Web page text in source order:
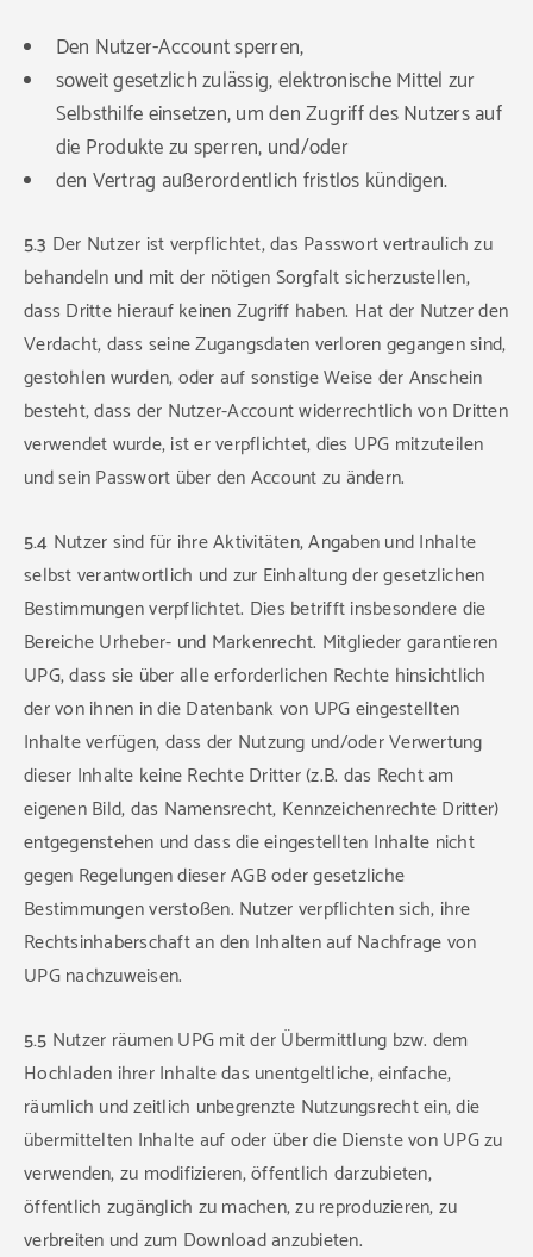
Den Nutzer-Account sperren,
soweit gesetzlich zulässig, elektronische Mittel zur
Selbsthilfe einsetzen, um den Zugriff des Nutzers auf
die Produkte zu sperren, und/oder
den Vertrag außerordentlich fristlos kündigen.
5.3 Der Nutzer ist verpflichtet, das Passwort vertraulich zu
behandeln und mit der nötigen Sorgfalt sicherzustellen,
dass Dritte hierauf keinen Zugriff haben. Hat der Nutzer den
Verdacht, dass seine Zugangsdaten verloren gegangen sind,
gestohlen wurden, oder auf sonstige Weise der Anschein
besteht, dass der Nutzer-Account widerrechtlich von Dritten
verwendet wurde, ist er verpflichtet, dies UPG mitzuteilen
und sein Passwort über den Account zu ändern.
5.4 Nutzer sind für ihre Aktivitäten, Angaben und Inhalte
selbst verantwortlich und zur Einhaltung der gesetzlichen
Bestimmungen verpflichtet. Dies betrifft insbesondere die
Bereiche Urheber- und Markenrecht. Mitglieder garantieren
UPG, dass sie über alle erforderlichen Rechte hinsichtlich
der von ihnen in die Datenbank von UPG eingestellten
Inhalte verfügen, dass der Nutzung und/oder Verwertung
dieser Inhalte keine Rechte Dritter (z.B. das Recht am
eigenen Bild, das Namensrecht, Kennzeichenrechte Dritter)
entgegenstehen und dass die eingestellten Inhalte nicht
gegen Regelungen dieser AGB oder gesetzliche
Bestimmungen verstoßen. Nutzer verpflichten sich, ihre
Rechtsinhaberschaft an den Inhalten auf Nachfrage von
UPG nachzuweisen.
5.5 Nutzer räumen UPG mit der Übermittlung bzw. dem
Hochladen ihrer Inhalte das unentgeltliche, einfache,
räumlich und zeitlich unbegrenzte Nutzungsrecht ein, die
übermittelten Inhalte auf oder über die Dienste von UPG zu
verwenden, zu modifizieren, öffentlich darzubieten,
öffentlich zugänglich zu machen, zu reproduzieren, zu
verbreiten und zum Download anzubieten.